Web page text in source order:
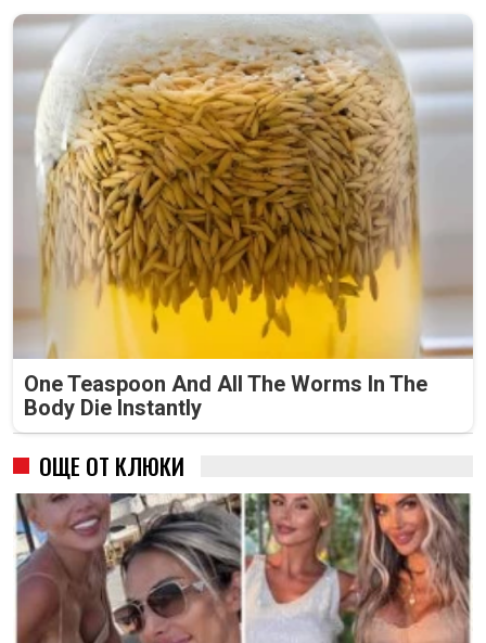
One Teaspoon And All The Worms In The
Body Die Instantly
ОЩЕ ОТ КЛЮКИ